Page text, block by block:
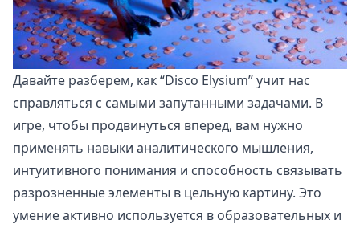
Давайте разберем, как “Disco Elysium” учит нас
справляться с самыми запутанными задачами. В
игре, чтобы продвинуться вперед, вам нужно
применять навыки аналитического мышления,
интуитивного понимания и способность связывать
разрозненные элементы в цельную картину. Это
умение активно используется в образовательных и